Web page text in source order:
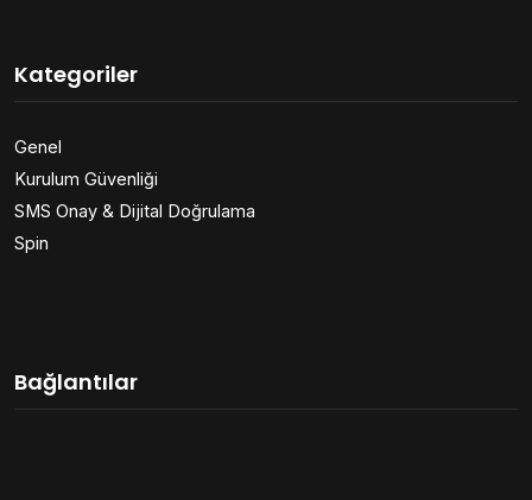
Kategoriler
Genel
Kurulum Güvenliği
SMS Onay & Dijital Doğrulama
Spin
Bağlantılar